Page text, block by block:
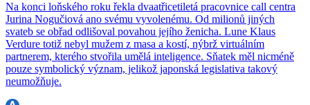
Na konci loňského roku řekla dvaatřicetiletá pracovnice call centra
Jurina Nogučiová ano svému vyvolenému. Od milionů jiných
svateb se obřad odlišoval povahou jejího ženicha. Lune Klaus
Verdure totiž nebyl mužem z masa a kostí, nýbrž virtuálním
partnerem, kterého stvořila umělá inteligence. Sňatek měl nicméně
pouze symbolický význam, jelikož japonská legislativa takový
neumožňuje.